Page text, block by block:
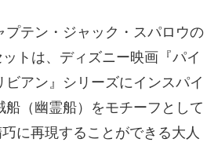
プテン・ジャック・スパロウの
トは、ディズニー映画『パイ
ビアン』シリーズにインスパイ
船（幽霊船）をモチーフとして
に再現することができる大人